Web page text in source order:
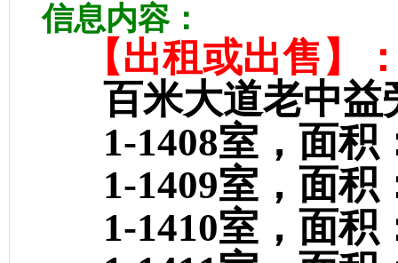
信息内容：
【出租或出售】
百米大道老中益
1-1408室，面积
1-1409室，面积
1-1410室，面积